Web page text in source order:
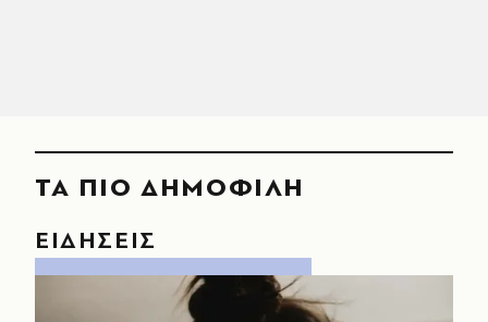
ΤΑ ΠΙΟ ΔΗΜΟΦΙΛΗ
ΕΙΔΗΣΕΙΣ